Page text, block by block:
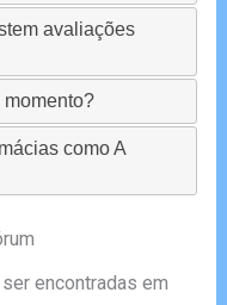
avaliações
como A
encontradas em